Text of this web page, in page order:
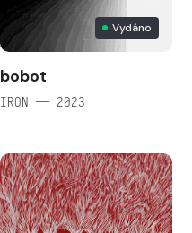
Vydáno
bobot
IRON — 2023